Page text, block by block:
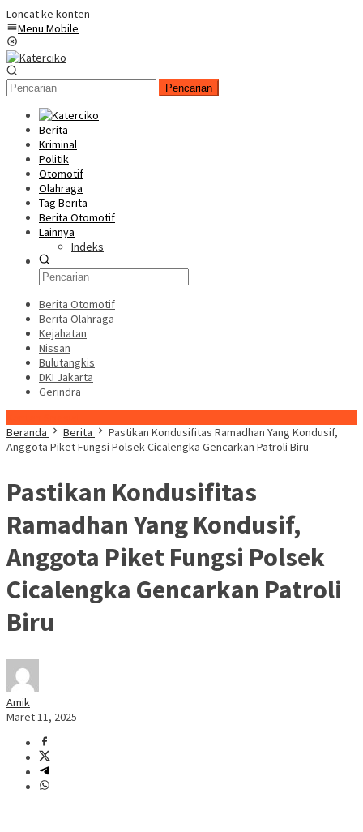
Loncat ke konten
Menu Mobile
Pencarian
Berita
Kriminal
Politik
Otomotif
Olahraga
Tag Berita
Berita Otomotif
Lainnya
Indeks
Berita Otomotif
Berita Olahraga
Kejahatan
Nissan
Bulutangkis
DKI Jakarta
Gerindra
Beranda
Berita
Pastikan Kondusifitas Ramadhan Yang Kondusif,
Anggota Piket Fungsi Polsek Cicalengka Gencarkan Patroli Biru
Pastikan Kondusifitas
Ramadhan Yang Kondusif,
Anggota Piket Fungsi Polsek
Cicalengka Gencarkan Patroli
Biru
Amik
Maret 11, 2025